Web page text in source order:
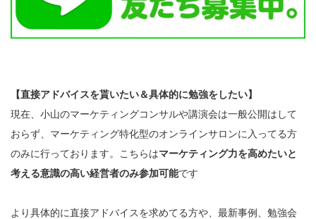
【直接アドバイスを貰いたい＆具体的に勉強をしたい】
現在、小山のマーケティングコンサルや講演会は一般公開はして
おらず、マーケティング特化型のオンラインサロンに入ってる方
のみに行っております。こちらはマーケティング力を高めたいと
考える意識の高い経営者のみ参加可能です
より具体的に直接アドバイスを求めてる方や、最新事例、勉強会